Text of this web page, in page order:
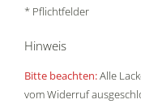
* Pflichtfelder
Hinweis
Bitte beachten:Alle
vom Widerruf